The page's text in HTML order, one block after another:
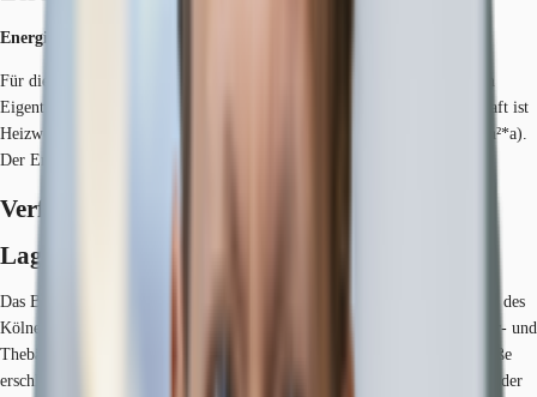
Energieausweis
Für diese Liegenschaft liegt ein Verbrauchsausweis vom 06.12.2016 vom
Eigentümer/Vermieter vor. Der wesentliche Energieträger der Liegenschaft ist
Heizwerk, fossil. Der Endenergieverbrauch Strom beträgt 39.00 kWh/(m²*a).
Der Endenergieverbrauch Wärme beträgt 161.00 kWh/(m²*a).
Verfügbare Fläche
Lage und Verkehrsanbindung
Das Barthonia Forum befindet sich direkt an der zentralen Einkaufsstraße des
Kölner Stadtteils Ehrenfeld, und liegt zwischen der Venloer-, Vogelsanger- und
Thebäerstraße. Das Objekt ist über die Venloer- und die Vogelsanger Straße
erschlossen. Beide Straßen sind direkt an die sechsspurige Hauptverkehrsader